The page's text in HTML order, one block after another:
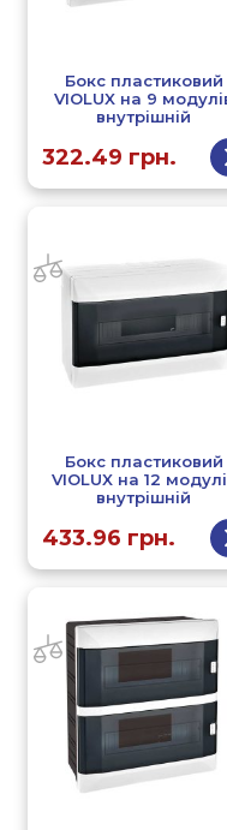
Бокс пластиковий
VIOLUX на 9
внутрішній
322.49 грн.
Бокс пластиковий
VIOLUX на 12
внутрішній
433.96 грн.